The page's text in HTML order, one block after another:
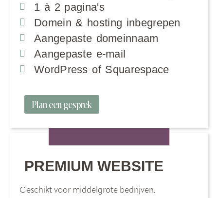
1 à 2 pagina's
Domein & hosting inbegrepen
Aangepaste domeinnaam
Aangepaste e-mail
WordPress of Squarespace
Plan een gesprek
PREMIUM WEBSITE
Geschikt voor middelgrote bedrijven.